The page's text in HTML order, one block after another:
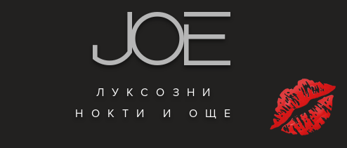
JOE
ЛУКСОЗНИ
НОКТИ И ОЩЕ